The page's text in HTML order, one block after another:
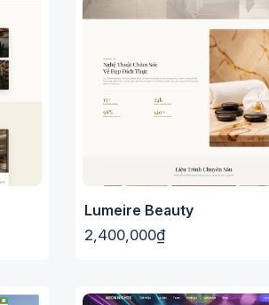
Lumeire Beauty
2,400,000₫